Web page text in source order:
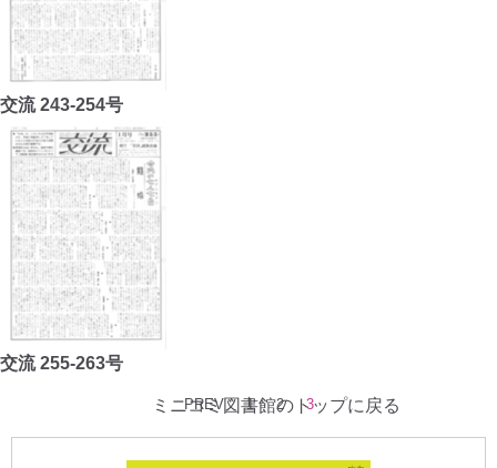
交流 243-254号
交流 255-263号
PREV 1 2 3
ミニコミ図書館のトップに戻る